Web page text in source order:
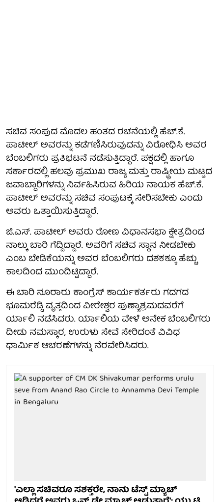
ಸಚಿವ ಸಂಪುದ ಮೊದಲ ಹಂತದ ರಚನೆಯಲ್ಲಿ ಹೆಚ್.ಕೆ.
ಪಾಟೀಲ್ ಅವರನ್ನು ಕಡೆಗಣಿಸಿರುವುದನ್ನು ವಿರೋಧಿಸಿ ಅವರ
ಬೆಂಬಲಿಗರು ಪ್ರತಿಭಟನೆ ನಡೆಸುತ್ತಿದ್ದಾರೆ. ಪಕ್ಷದಲ್ಲಿ ಹಾಗೂ
ಸರ್ಕಾರದಲ್ಲಿ ಹಲವು ಪ್ರಮುಖ ರಾಜ್ಯ ಮತ್ತು ರಾಷ್ಟ್ರೀಯ ಮಟ್ಟದ
ಜವಾಬ್ದಾರಿಗಳನ್ನು ನಿರ್ವಹಿಸಿರುವ ಹಿರಿಯ ನಾಯಕ ಹೆಚ್.ಕೆ.
ಪಾಟೀಲ್ ಅವರನ್ನು ಸಚಿವ ಸಂಪುಟಕ್ಕೆ ಸೇರಿಸಬೇಕು ಎಂದು
ಅವರು ಒತ್ತಾಯಿಸುತ್ತಿದ್ದಾರೆ.
ಜಿ.ಎಸ್. ಪಾಟೀಲ್ ಅವರು ರೋಣ ವಿಧಾನಸಭಾ ಕ್ಷೇತ್ರದಿಂದ
ನಾಲ್ಕು ಬಾರಿ ಗೆದ್ದಿದ್ದಾರೆ. ಅವರಿಗೆ ಸಚಿವ ಸ್ಥಾನ ನೀಡಬೇಕು
ಎಂಬ ಬೇಡಿಕೆಯನ್ನು ಅವರ ಬೆಂಬಲಿಗರು ದಶಕಕ್ಕೂ ಹೆಚ್ಚು
ಕಾಲದಿಂದ ಮುಂದಿಟ್ಟಿದ್ದಾರೆ.
ಈ ಬಾರಿ ನೂರಾರು ಕಾಂಗ್ರೆಸ್ ಕಾರ್ಯಕರ್ತರು ಗದಗದ
ಭೂಮರೆಡ್ಡಿ ವೃತ್ತದಿಂದ ವೀರೇಶ್ವರ ಪುಣ್ಯಾಶ್ರಮದವರೆಗೆ
ರ್ಯಾಲಿ ನಡೆಸಿದರು. ರ್ಯಾಲಿಯ ವೇಳೆ ಅನೇಕ ಬೆಂಬಲಿಗರು
ದೀಡು ನಮಸ್ಕಾರ, ಉರುಳು ಸೇವೆ ಸೇರಿದಂತೆ ವಿವಿಧ
ಧಾರ್ಮಿಕ ಆಚರಣೆಗಳನ್ನು ನೆರವೇರಿಸಿದರು.
'ಎಲ್ಲಾ ಸಚಿವರೂ ಸಶಕ್ತರೇ, ನಾನು ಟೆಸ್ಟ್ ಮ್ಯಾಚ್